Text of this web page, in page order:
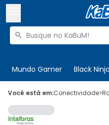
Buscar produtos

Mundo Gamer Black Ninja
 Olá. Acesse sua
 Departamentos
Você está em:Conectividade>